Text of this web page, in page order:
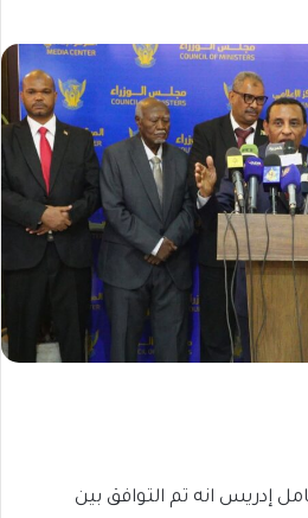
إدريس انه تم التوافق بين